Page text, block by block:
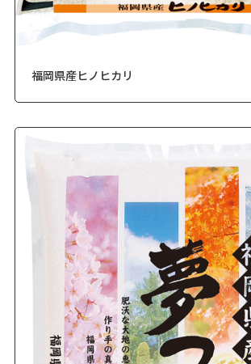
福岡県産ヒノヒカリ